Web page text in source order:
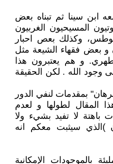
ابن سينا ثم تبناه بعض
المسيحيون الغربيون
وكذلك بعص احبار
و بعض فقهاء الشيعة مثل
و هم يعتبرون هذا
وجود الله . لكن الحقيقة
بمقدمات لنفي الدور
المقال لطولها و لعدم
باهتة لا تفيد بشيء ولا
)الذي سيثبت معكم انه
بالموجودات الإِمكانية